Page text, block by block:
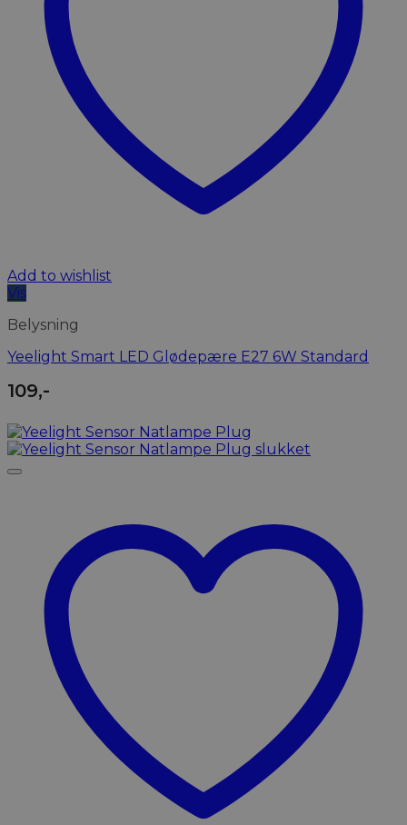
Add to wishlist
Vis
Belysning
Yeelight Smart LED Glødepære E27 6W Standard
109,-